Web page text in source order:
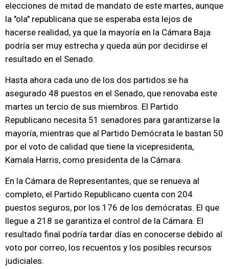
elecciones de mitad de mandato de este martes, aunque
la "ola" republicana que se esperaba esta lejos de
hacerse realidad, ya que la mayoría en la Cámara Baja
podría ser muy estrecha y queda aún por decidirse el
resultado en el Senado.
Hasta ahora cada uno de los dos partidos se ha
asegurado 48 puestos en el Senado, que renovaba este
martes un tercio de sus miembros. El Partido
Republicano necesita 51 senadores para garantizarse la
mayoría, mientras que al Partido Demócrata le bastan 50
por el voto de calidad que tiene la vicepresidenta,
Kamala Harris, como presidenta de la Cámara.
En la Cámara de Representantes, que se renueva al
completo, el Partido Republicano cuenta con 204
puestos seguros, por los 176 de los demócratas. El que
llegue a 218 se garantiza el control de la Cámara. El
resultado final podría tardar días en conocerse debido al
voto por correo, los recuentos y los posibles recursos
judiciales.